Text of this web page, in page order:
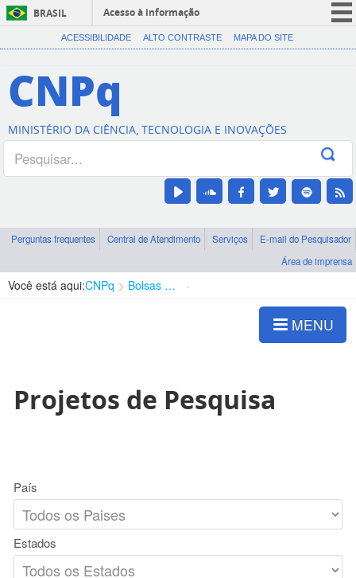
BRASIL
Acesso à informação
CORONAVÍRUS (COVID-19)
Canais
ACESSIBILIDADE ALTO CONTRASTE MAPA DO SITE
CNPq
MINISTÉRIO DA CIÊNCIA, TECNOLOGIA E INOVAÇÕES
Perguntas frequentes Central de Atendimento Serviços
E-mail do Pesquisador
Área de imprensa
Você está aqui:CNPq Bolsas e Auxílios Vigentes
MENU
Projetos de Pesquisa
País
Estados